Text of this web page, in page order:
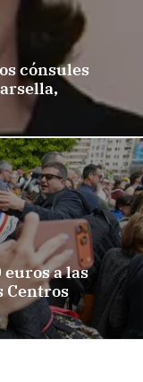
cónsules
a las
Centros